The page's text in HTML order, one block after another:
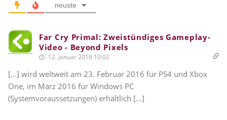
neuste
Far Cry Primal: Zweistündiges Gameplay-
Video - Beyond Pixels
12. Januar 2016 10:02
[…] wird weltweit am 23. Februar 2016 für PS4 und Xbox
One, im März 2016 für Windows PC
(Systemvoraussetzungen) erhältlich […]